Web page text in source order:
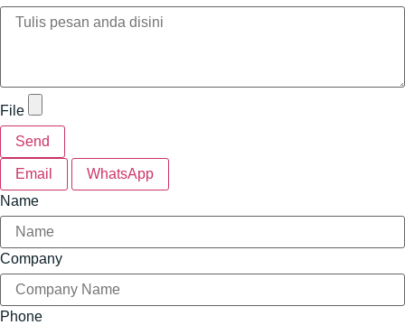
File
Send
Email
WhatsApp
Name
Company
Phone